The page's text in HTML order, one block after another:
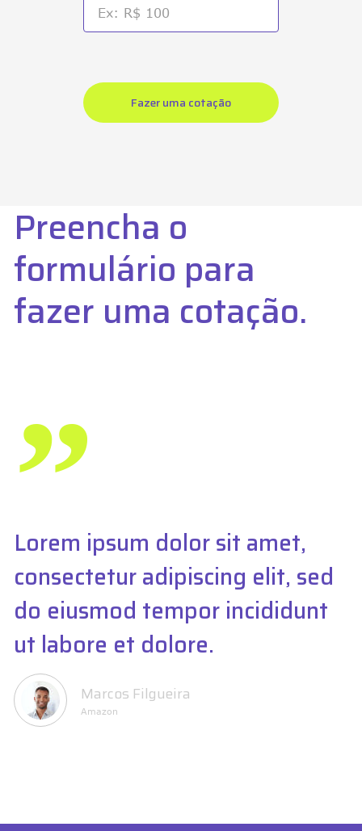
Preencha o
formulário para
fazer uma cotação.
Lorem ipsum dolor sit amet,
consectetur adipiscing elit, sed
do eiusmod tempor incididunt
ut labore et dolore.
Marcos Filgueira
Amazon